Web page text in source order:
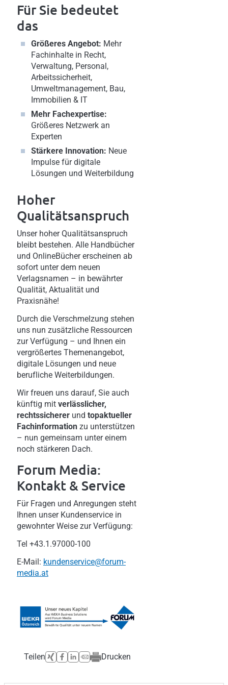
Für Sie bedeutet
das
Größeres Angebot: Mehr
Fachinhalte in Recht,
Verwaltung, Personal,
Arbeitssicherheit,
Umweltmanagement, Bau,
Immobilien & IT
Mehr Fachexpertise:
Größeres Netzwerk an
Experten
Stärkere Innovation: Neue
Impulse für digitale
Lösungen und Weiterbildung
Hoher
Qualitätsanspruch
Unser hoher Qualitätsanspruch
bleibt bestehen. Alle Handbücher
und OnlineBücher erscheinen ab
sofort unter dem neuen
Verlagsnamen – in bewährter
Qualität, Aktualität und
Praxisnähe!
Durch die Verschmelzung stehen
uns nun zusätzliche Ressourcen
zur Verfügung – und Ihnen ein
vergrößertes Themenangebot,
digitale Lösungen und neue
berufliche Weiterbildungen.
Wir freuen uns darauf, Sie auch
künftig mit verlässlicher,
rechtssicherer und topaktueller
Fachinformation zu unterstützen
– nun gemeinsam unter einem
noch stärkeren Dach.
Forum Media:
Kontakt & Service
Für Fragen und Anregungen steht
Ihnen unser Kundenservice in
gewohnter Weise zur Verfügung:
Tel +43.1.97000-100
E-Mail: kundenservice@forum-
media.at
Teilen Drucken